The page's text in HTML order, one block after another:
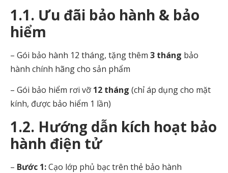
1.1. Ưu đãi bảo hành & bảo
hiểm
– Gói bảo hành 12 tháng, tặng thêm 3 tháng bảo
hành chính hãng cho sản phẩm
– Gói bảo hiểm rơi vỡ 12 tháng (chỉ áp dụng cho mặt
kính, được bảo hiểm 1 lần)
1.2. Hướng dẫn kích hoạt bảo
hành điện tử
– Bước 1:Cạo lớp phủ bạc trên thẻ bảo hành